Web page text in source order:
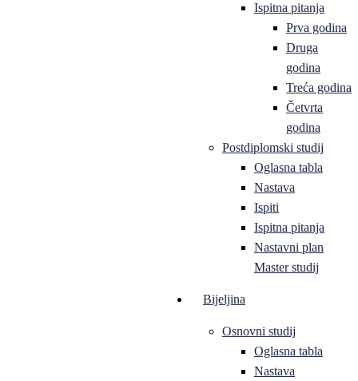
Ispitna pitanja
Prva godina
Druga
godina
Treća godina
Četvrta
godina
Postdiplomski studij
Oglasna tabla
Nastava
Ispiti
Ispitna pitanja
Nastavni plan
Master studij
Bijeljina
Osnovni studij
Oglasna tabla
Nastava